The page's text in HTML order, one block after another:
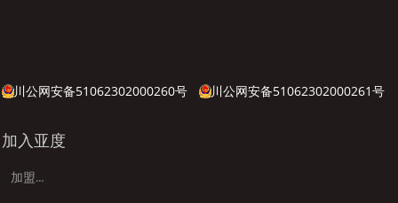
加盟亚度
加入亚度
川公网安备51062302000260号 川公网安备51062302000261号